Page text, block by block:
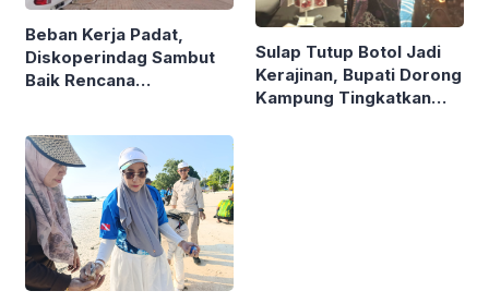
Beban Kerja Padat,
Diskoperindag Sambut
Baik Rencana
Sulap Tutup Botol Jadi
Kerajinan, Bupati Dorong
Kampung Tingkatkan